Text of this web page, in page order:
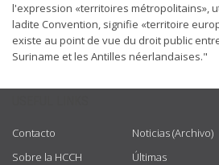
l'expression «territoires métropolitains»,
ladite Convention, signifie «territoire
existe au point de vue du droit public
Suriname et les Antilles néerlandaises."
Contacto
Sobre la HCCH
Noticias (Archivo)
Últimas